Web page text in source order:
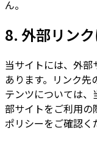
ん。
8. 外部リン
当サイトには、外
あります。リンク
テンツについては
部サイトをご利用の
ポリシーをご確認く